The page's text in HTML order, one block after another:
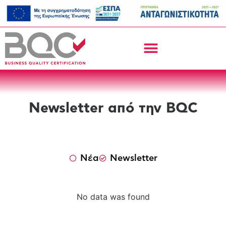
Newsletter από την BQC
Νέα Newsletter
No data was found